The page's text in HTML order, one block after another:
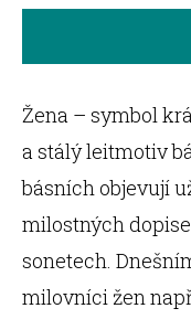
Žena – symbol
a stálý leitmotiv
básních objevují
milostných
sonetech.
milovníci žen